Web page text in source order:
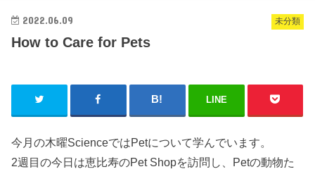
未分類
2022.06.09
How to Care for Pets
LINE
今月の木曜ScienceではPetについて学んでいます。
2週目の今日は恵比寿のPet Shopを訪問し、Petの動物た